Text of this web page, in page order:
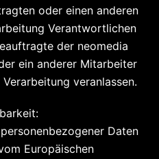
oder einen anderen
Verantwortlichen
der neomedia
ein anderer Mitarbeiter
veranlassen.
Daten
Europäischen